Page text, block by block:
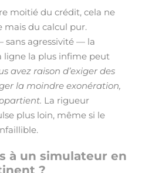
moitié du crédit, cela ne
mais du calcul pur.
sans agressivité — la
ligne la plus infime peut
avez raison d’exiger des
la moindre exonération,
La rigueur
plus loin, même si le
à un simulateur en
?